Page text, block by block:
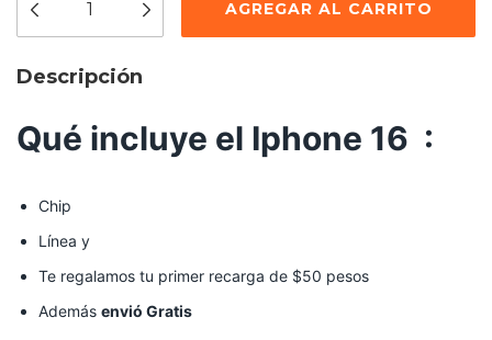
Descripción
Qué incluye el Iphone 16 :
Chip
Línea y
Te regalamos tu primer recarga de $50 pesos
Además envió Gratis